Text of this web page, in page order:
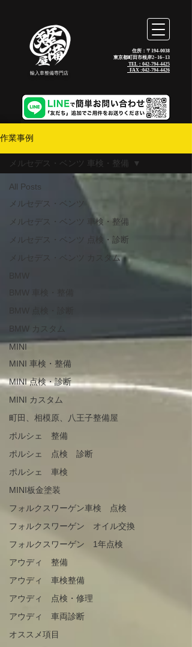
輸入車整備専門店
住所：〒194-0038
東京都町田市根岸2−16−13
TEL：042-794-4425
_FAX :042-794-4426
作業事例
All Posts
メルセデス・ベンツ
メルセデス・ベンツ 車検・整備
メルセデス・ベンツ 点検・診断
メルセデス・ベンツ カスタム
BMW
BMW カスタム
MINI
MINI 車検・整備
MINI 点検・診断
MINI カスタム
町田、相模原、八王子整備屋
ポルシェ 整備
ポルシェ 点検 診断
ポルシェ 車検
MINI板金塗装
フォルクスワーゲン車検 点検
フォルクスワーゲン オイル交換
フォルクスワーゲン 1年点検
アウディ 整備
アウディ 車検整備
アウディ 点検・修理
アウディ 車両診断
オススメ項目
メルセデス・ベンツ 車検・整備